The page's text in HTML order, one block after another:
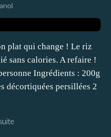
plat qui change ! Le riz
sans calories. A refaire !
Ingrédients : 200g
décortiquées persillées 2